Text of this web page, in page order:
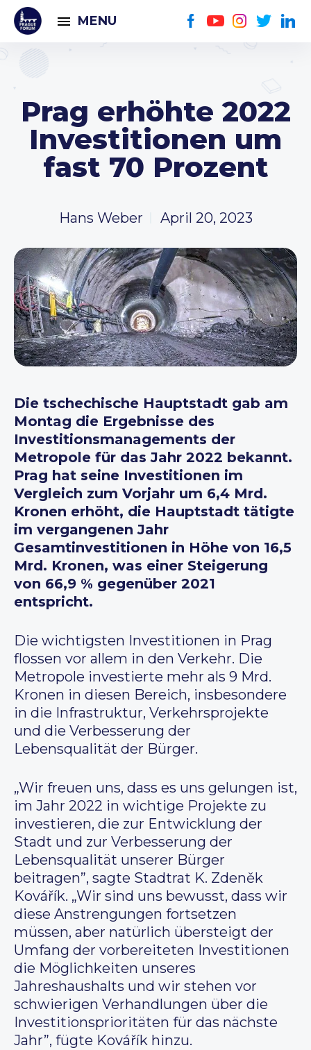
MENU
Prag erhöhte 2022
Investitionen um
fast 70 Prozent
Hans Weber April 20, 2023
Die tschechische Hauptstadt gab am
Montag die Ergebnisse des
Investitionsmanagements der
Metropole für das Jahr 2022 bekannt.
Prag hat seine Investitionen im
Vergleich zum Vorjahr um 6,4 Mrd.
Kronen erhöht, die Hauptstadt tätigte
im vergangenen Jahr
Gesamtinvestitionen in Höhe von 16,5
Mrd. Kronen, was einer Steigerung
von 66,9 % gegenüber 2021
entspricht.
Die wichtigsten Investitionen in Prag
flossen vor allem in den Verkehr. Die
Metropole investierte mehr als 9 Mrd.
Kronen in diesen Bereich, insbesondere
in die Infrastruktur, Verkehrsprojekte
und die Verbesserung der
Lebensqualität der Bürger.
„Wir freuen uns, dass es uns gelungen ist,
im Jahr 2022 in wichtige Projekte zu
investieren, die zur Entwicklung der
Stadt und zur Verbesserung der
Lebensqualität unserer Bürger
beitragen”, sagte Stadtrat K. Zdeněk
Kovářík. „Wir sind uns bewusst, dass wir
diese Anstrengungen fortsetzen
müssen, aber natürlich übersteigt der
Umfang der vorbereiteten Investitionen
die Möglichkeiten unseres
Jahreshaushalts und wir stehen vor
schwierigen Verhandlungen über die
Investitionsprioritäten für das nächste
Jahr”, fügte Kovářík hinzu.